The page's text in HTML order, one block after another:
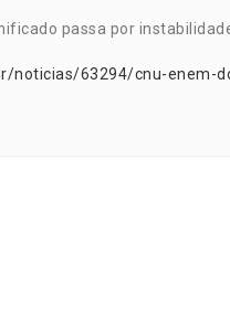
passa por
noticias/63294/cnu-enem-